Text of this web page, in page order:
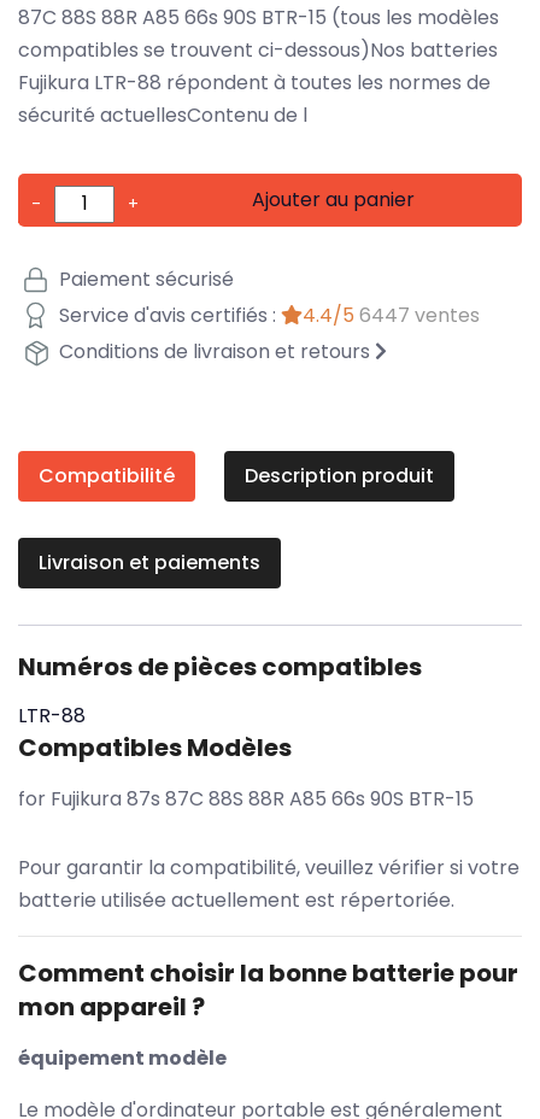
87C 88S 88R A85 66s 90S BTR-15 (tous les modèles
compatibles se trouvent ci-dessous)Nos batteries
Fujikura LTR-88 répondent à toutes les normes de
sécurité actuellesContenu de l
- + Ajouter au panier
Paiement sécurisé
Service d'avis certifiés :
4.4/5 6447 ventes
Conditions de livraison et retours
Compatibilité Description produit
Livraison et paiements
Numéros de pièces compatibles
LTR-88
Compatibles Modèles
for Fujikura 87s 87C 88S 88R A85 66s 90S BTR-15
Pour garantir la compatibilité, veuillez vérifier si votre
batterie utilisée actuellement est répertoriée.
Comment choisir la bonne batterie pour
mon appareil ?
équipement modèle
Le modèle d'ordinateur portable est généralement